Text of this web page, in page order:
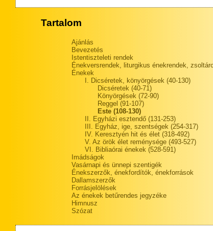
Tartalom
Ajánlás
Bevezetés
Istentiszteleti rendek
Énekversrendek, liturgikus énekrendek,
Énekek
I. Dicséretek, könyörgések (40-130)
Dicséretek (40-71)
Könyörgések (72-90)
Reggel (91-107)
Este (108-130)
II. Egyházi esztendő (131-253)
III. Egyház, ige, szentségek (254-317)
IV. Keresztyén hit és élet (318-492)
V. Az örök élet reménysége (493-527)
VI. Bibliaórai énekek (528-591)
Imádságok
Vasárnapi és ünnepi szentigék
Énekszerzők, énekfordítók, énekforrások
Dallamszerzők
Forrásjelölések
Az énekek betűrendes jegyzéke
Himnusz
Szózat